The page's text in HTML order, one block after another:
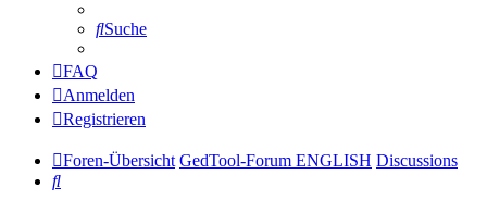
Suche
FAQ
Anmelden
Registrieren
Foren-Übersicht GedTool-Forum ENGLISH Discussions
Suche